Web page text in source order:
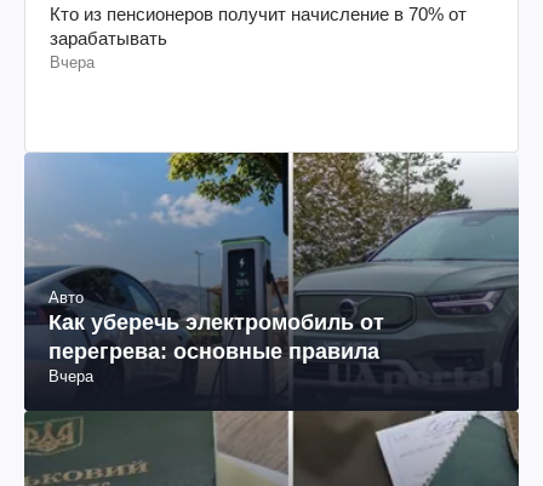
Кто из пенсионеров получит начисление в 70% от
зарабатывать
Вчера
Авто
Как уберечь электромобиль от
перегрева: основные правила
Вчера